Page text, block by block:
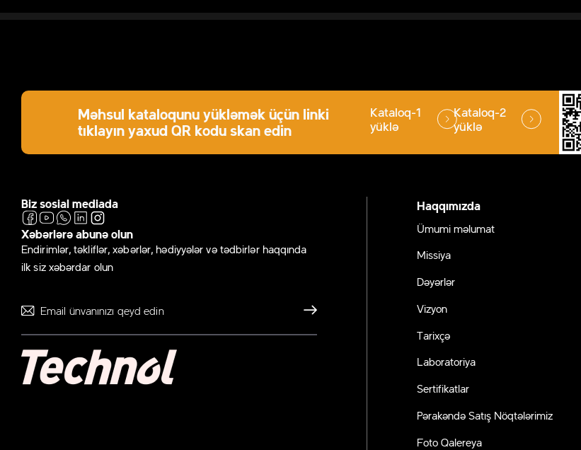
Məhsul kataloqunu yükləmək üçün linki
tıklayın yaxud QR kodu skan edin
Kataloq-1
yüklə
Kataloq-2
yüklə
Biz sosial mediada
Xəbərlərə abunə olun
Endirimlər, təkliflər, xəbərlər, hədiyyələr və tədbirlər haqqında
ilk siz xəbərdar olun
Göndər
Haqqımızda
Ümumi məlumat
Missiya
Dəyərlər
Vizyon
Tarixçə
Laboratoriya
Sertifikatlar
Pərakəndə Satış Nöqtələrimiz
Foto Qalereya